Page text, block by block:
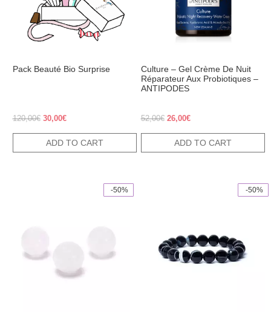
Pack Beauté Bio Surprise
120,00€ Original price was: 120,00€.
30,00€Current price is: 30,00€.
ADD TO CART
Culture – Gel Crème De Nuit
Réparateur Aux Probiotiques –
ANTIPODES
52,00€ Original price was: 52,00€.
26,00€Current price is:
ADD TO CART
-50% -50%